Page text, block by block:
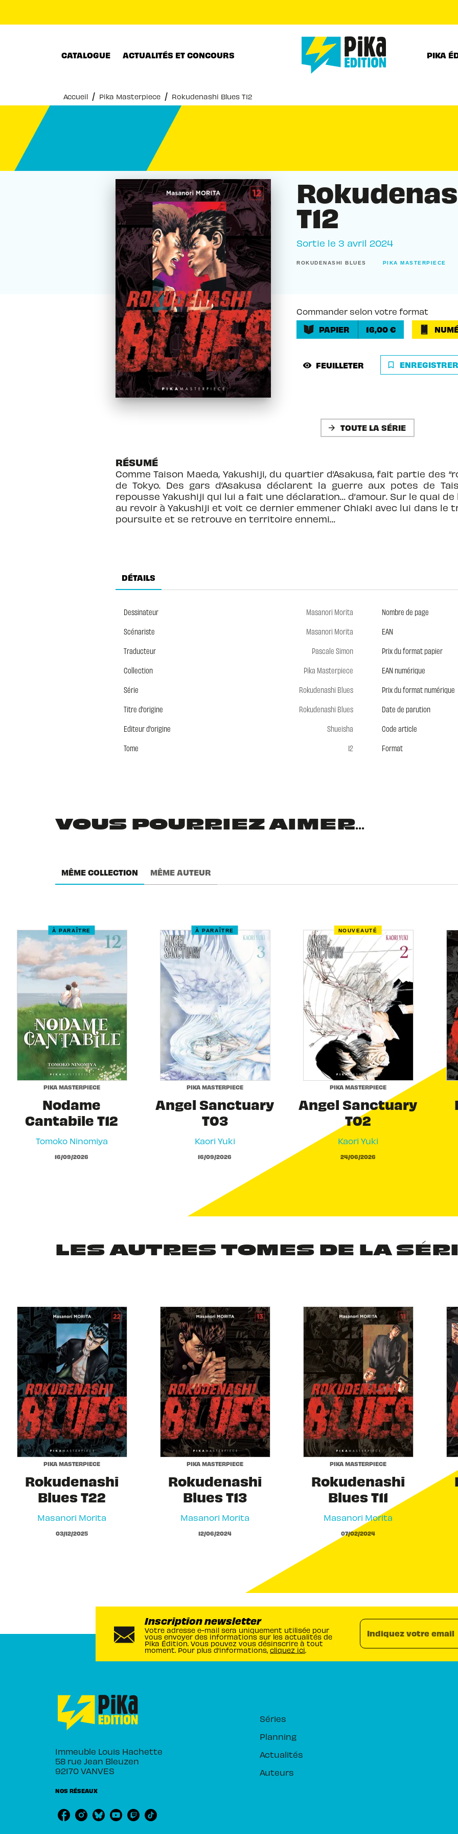
CATALOGUE ACTUALITÉS ET CONCOURS PIKA
Accueil / Pika Masterpiece / Rokudenashi Blues T12
T12
Sortie le 3 avril 2024
ROKUDENASHI BLUES PIKA MASTERPIECE
Commander selon votre format
PAPIER
16,00 €
visibility FEUILLETER bookmark_border ENREGISTRER
arrow_forward TOUTE LA SÉRIE
RÉSUMÉ
Comme Taison Maeda, Yakushiji, du quartier d’Asakusa, fait partie des
de Tokyo. Des gars d’Asakusa déclarent la guerre aux potes de
repousse Yakushiji qui lui a fait une déclaration… d’amour. Sur le quai
au revoir à Yakushiji et voit ce dernier emmener Chiaki avec lui dans le
poursuite et se retrouve en territoire ennemi…
DÉTAILS
Dessinateur
Masanori Morita
Scénariste
Masanori Morita
Traducteur
Pascale Simon
Collection
Pika Masterpiece
Série
Rokudenashi Blues
Titre d'origine
Rokudenashi Blues
Editeur d'origine
Shueisha
Tome
12
Nombre de page
EAN
Prix du format papier
EAN numérique
Prix du format numérique
Date de parution
Code article
Format
VOUS POURRIEZ AIMER...
MÊME COLLECTION MÊME AUTEUR
À PARAÎTRE
PIKA MASTERPIECE
Nodame
Cantabile T12
Tomoko Ninomiya
16/09/2026
À PARAÎTRE
PIKA MASTERPIECE
Angel Sanctuary
T03
Kaori Yuki
16/09/2026
NOUVEAUTÉ
PIKA MASTERPIECE
Angel Sanctuary
T02
Kaori Yuki
24/06/2026
LES AUTRES TOMES DE LA
PIKA MASTERPIECE
Rokudenashi
Blues T22
Masanori Morita
03/12/2025
PIKA MASTERPIECE
Rokudenashi
Blues T13
Masanori Morita
12/06/2024
PIKA MASTERPIECE
Rokudenashi
Blues T11
Masanori Morita
07/02/2024
Inscription newsletter
Votre adresse e-mail sera uniquement utilisée pour
vous envoyer des informations sur les actualités de
Pika Édition. Vous pouvez vous désinscrire à tout
moment. Pour plus d’informations, cliquez ici
Indiquez votre email
Immeuble Louis Hachette
58 rue Jean Bleuzen
92170 VANVES
NOS RÉSEAUX
Séries
Planning
Actualités
Auteurs